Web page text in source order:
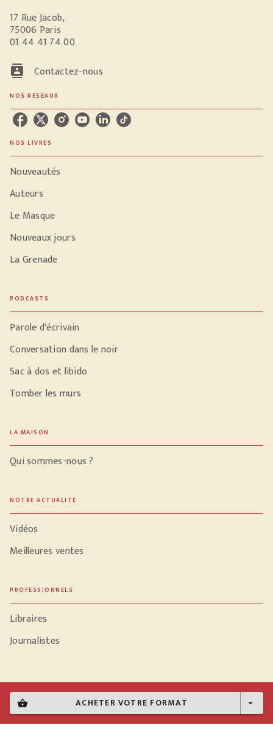
shopping_basket ACHETER VOTRE FORMAT arrow_drop_down
17 Rue Jacob,
75006 Paris
01 44 41 74 00
contacts Contactez-nous
NOS RÉSEAUX
NOS LIVRES
Nouveautés
Auteurs
Le Masque
Nouveaux jours
La Grenade
PODCASTS
Parole d'écrivain
Conversation dans le noir
Sac à dos et libido
Tomber les murs
LA MAISON
Qui sommes-nous ?
NOTRE ACTUALITÉ
Vidéos
Meilleures ventes
PROFESSIONNELS
Libraires
Journalistes
Données personnelles
Paramétrer vos cookies